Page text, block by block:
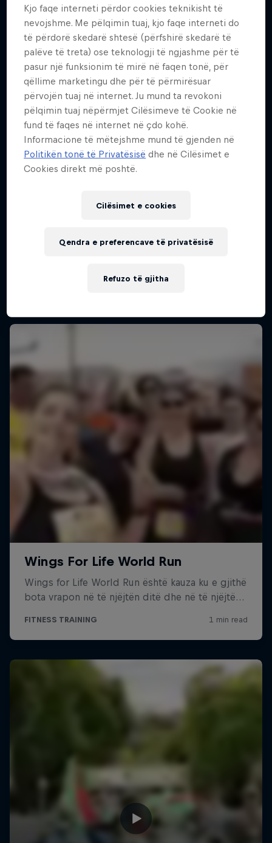
10 Maj 2026
Kjo faqe interneti përdor cookies teknikisht të
nevojshme. Me pëlqimin tuaj, kjo faqe interneti do
të përdorë skedarë shtesë (përfshirë skedarë të
palëve të treta) ose teknologji të ngjashme për të
pasur një funksionim të mirë në faqen tonë, për
qëllime marketingu dhe për të përmirësuar
përvojën tuaj në internet. Ju mund ta revokoni
pëlqimin tuaj nëpërmjet Cilësimeve të Cookie në
fund të faqes në internet në çdo kohë.
Informacione të mëtejshme mund të gjenden në
Politikën tonë të Privatësisë dhe në Cilësimet e
Cookies direkt më poshtë.
Cilësimet e cookies
Refuzo të gjitha
Qendra e preferencave të privatësisë